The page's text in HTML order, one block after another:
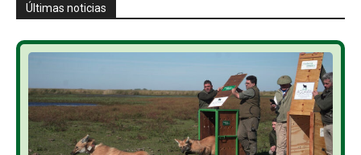
Últimas noticias